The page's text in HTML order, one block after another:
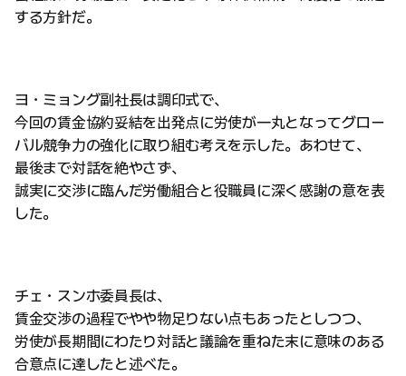
する方針だ。
ヨ・ミョング副社長は調印式で、
今回の賃金協約妥結を出発点に労使が一丸となってグロー
バル競争力の強化に取り組む考えを示した。あわせて、
最後まで対話を絶やさず、
誠実に交渉に臨んだ労働組合と役職員に深く感謝の意を表
した。
チェ・スンホ委員長は、
賃金交渉の過程でやや物足りない点もあったとしつつ、
労使が長期間にわたり対話と議論を重ねた末に意味のある
合意点に達したと述べた。